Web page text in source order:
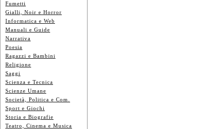
Fumetti
Gialli, Noir e Horror
Informatica e Web
Manuali e Guide
Narrativa
Poesia
Ragazzi e Bambini
Religione
Saggi
Scienza e Tecnica
Scienze Umane
Società, Politica e Com.
Sport e Giochi
Storia e Biografie
Teatro, Cinema e Musica